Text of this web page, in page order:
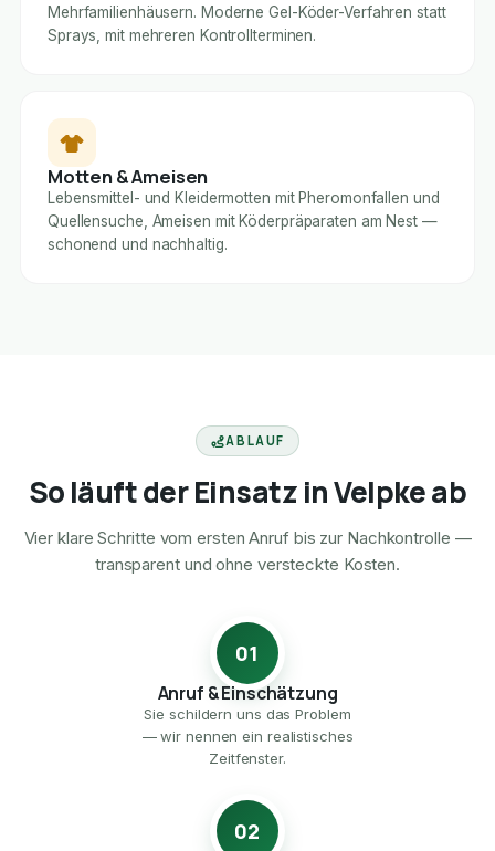
Mehrfamilienhäusern. Moderne Gel-Köder-Verfahren statt
Sprays, mit mehreren Kontrollterminen.
Motten & Ameisen
Lebensmittel- und Kleidermotten mit Pheromonfallen und
Quellensuche, Ameisen mit Köderpräparaten am Nest —
schonend und nachhaltig.
ABLAUF
So läuft der Einsatz in Velpke ab
Vier klare Schritte vom ersten Anruf bis zur Nachkontrolle —
transparent und ohne versteckte Kosten.
01
Anruf & Einschätzung
Sie schildern uns das Problem
— wir nennen ein realistisches
Zeitfenster.
02